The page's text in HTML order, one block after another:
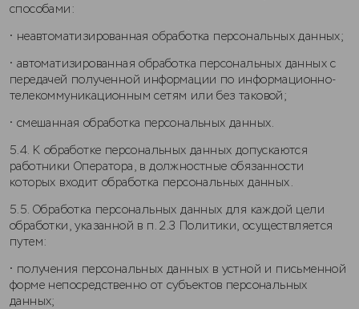
способами:
• неавтоматизированная обработка персональных данных;
• автоматизированная обработка персональных данных с
передачей полученной информации по информационно-
телекоммуникационным сетям или без таковой;
• смешанная обработка персональных данных.
5.4. К обработке персональных данных допускаются
работники Оператора, в должностные обязанности
которых входит обработка персональных данных.
5.5. Обработка персональных данных для каждой цели
обработки, указанной в п. 2.3 Политики, осуществляется
путем:
• получения персональных данных в устной и письменной
форме непосредственно от субъектов персональных
данных;